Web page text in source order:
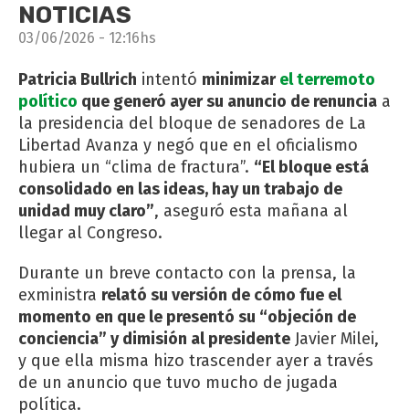
NOTICIAS
03/06/2026 - 12:16hs
Patricia Bullrich intentó minimizarel terremoto
político que generó ayer su anuncio de renuncia a
la presidencia del bloque de senadores de La
Libertad Avanza y negó que en el oficialismo
hubiera un “clima de fractura”. “El bloque está
consolidado en las ideas, hay un trabajo de
unidad muy claro”, aseguró esta mañana al
llegar al Congreso.
Durante un breve contacto con la prensa, la
exministra relató su versión de cómo fue el
momento en que le presentó su “objeción de
conciencia” y dimisión al presidente Javier Milei,
y que ella misma hizo trascender ayer a través
de un anuncio que tuvo mucho de jugada
política.